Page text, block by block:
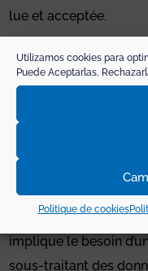
Utilizamos cookies para
Puede Aceptarlas,
Politique de cookies
lue et acceptée.
À quels destinataires
tiers, sauf si ladite
impératif légal ou
implique le besoin
sous-traitant des